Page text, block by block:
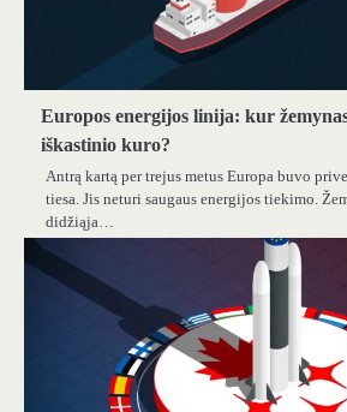
Europos energijos linija: kur
iškastinio kuro?
Antrą kartą per trejus metus Europa buvo
tiesa. Jis neturi saugaus energijos tiekimo.
didžiąja…